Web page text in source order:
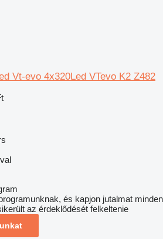
Vt-evo 4x320Led VTevo K2 Z482
és kapjon jutalmat minden
az érdeklődését felkeltenie